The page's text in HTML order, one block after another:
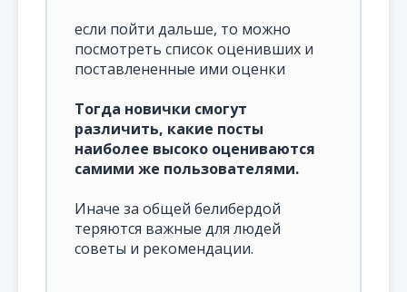
если пойти дальше, то можно
посмотреть список оценивших и
поставлененные ими оценки
Тогда новички смогут
различить, какие посты
наиболее высоко оцениваются
самими же пользователями.
Иначе за общей белибердой
теряются важные для людей
советы и рекомендации.